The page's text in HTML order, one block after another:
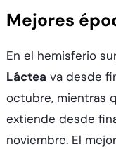
Mejores
En el hemisferio
Láctea va desde
octubre, mientras
extiende desde
noviembre. El